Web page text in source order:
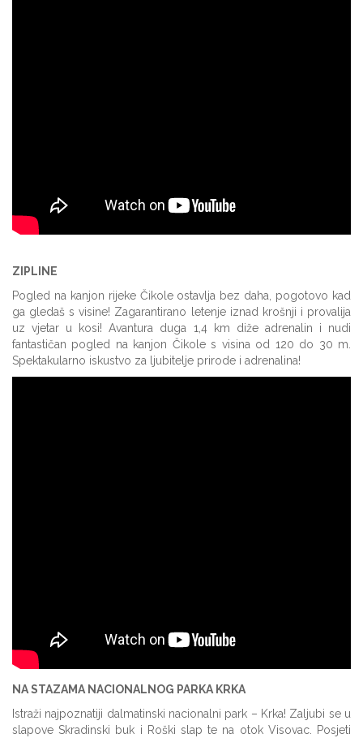
ZIPLINE
Pogled na kanjon rijeke Čikole ostavlja bez daha, pogotovo kad
ga gledaš s visine! Zagarantirano letenje iznad krošnji i provalija
uz vjetar u kosi! Avantura duga 1,4 km diže adrenalin i nudi
fantastičan pogled na kanjon Čikole s visina od 120 do 30 m.
Spektakularno iskustvo za ljubitelje prirode i adrenalina!
NA STAZAMA NACIONALNOG PARKA KRKA
Istraži najpoznatiji dalmatinski nacionalni park – Krka! Zaljubi se u
slapove Skradinski buk i Roški slap te na otok Visovac. Posjeti